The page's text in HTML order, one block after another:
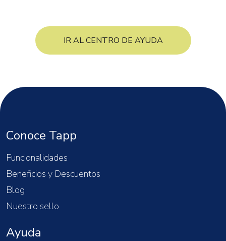
IR AL CENTRO DE AYUDA
Conoce Tapp
Funcionalidades
Beneficios y Descuentos
Blog
Nuestro sello
Ayuda